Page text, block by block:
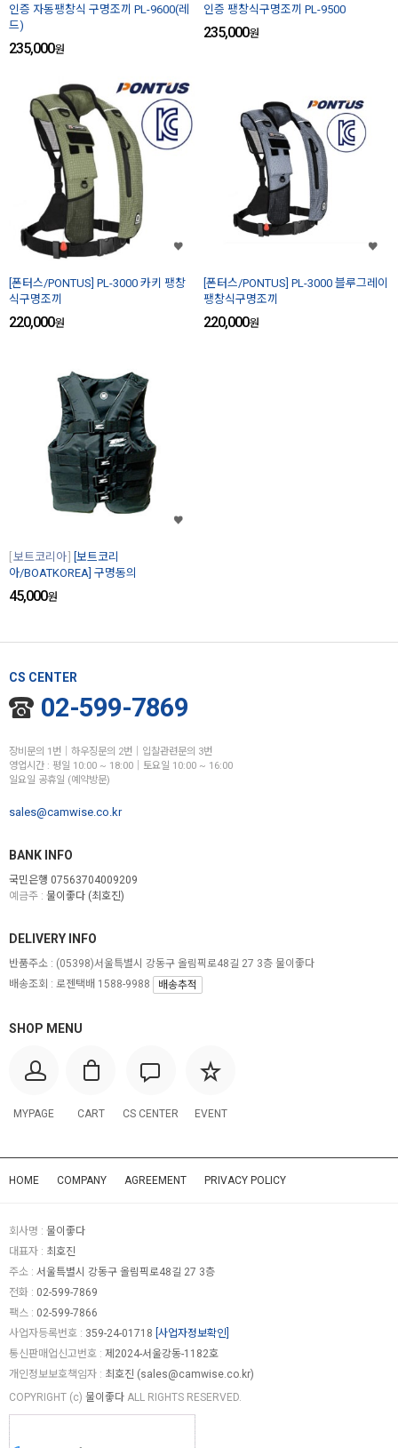
인증 자동팽창식 구명조끼 PL-9600(레
드)
235,000원
인증 팽창식구명조끼 PL-9500
235,000원
[폰터스/PONTUS] PL-3000 카키 팽창
식구명조끼
220,000원
[폰터스/PONTUS] PL-3000 블루그레이
팽창식구명조끼
220,000원
보트코리아
[보트코리
아/BOATKOREA] 구명동의
45,000원
CS CENTER
02-599-7869
장비문의 1번│하우징문의 2번│입찰관련문의 3번
영업시간 : 평일 10:00 ~ 18:00│토요일 10:00 ~ 16:00
일요일 공휴일 (예약방문)
sales@camwise.co.kr
BANK INFO
국민은행 07563704009209
예금주 : 물이좋다 (최호진)
SHOP MENU
MYPAGE CART CS CENTER EVENT
DELIVERY INFO
반품주소 : (05398)서울특별시 강동구 올림픽로48길 27 3층 물이좋다
배송조회 : 로젠택배 1588-9988
배송추적
HOME COMPANY AGREEMENT PRIVACY POLICY
회사명 : 물이좋다
대표자 : 최호진
주소 : 서울특별시 강동구 올림픽로48길 27 3층
전화 : 02-599-7869
팩스 : 02-599-7866
사업자등록번호 : 359-24-01718 [사업자정보확인]
통신판매업신고번호 : 제2024-서울강동-1182호
개인정보보호책임자 : 최호진 (sales@camwise.co.kr)
COPYRIGHT (c) 물이좋다 ALL RIGHTS RESERVED.